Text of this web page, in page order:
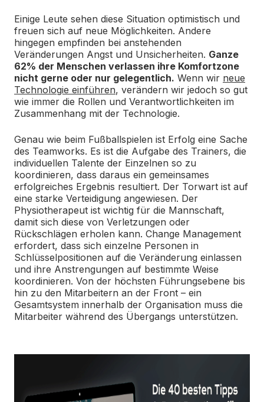
Einige Leute sehen diese Situation optimistisch und
freuen sich auf neue Möglichkeiten. Andere
hingegen empfinden bei anstehenden
Veränderungen Angst und Unsicherheiten. Ganze
62% der Menschen verlassen ihre Komfortzone
nicht gerne oder nur gelegentlich. Wenn wir neue
Technologie einführen, verändern wir jedoch so gut
wie immer die Rollen und Verantwortlichkeiten im
Zusammenhang mit der Technologie.
Genau wie beim Fußballspielen ist Erfolg eine Sache
des Teamworks. Es ist die Aufgabe des Trainers, die
individuellen Talente der Einzelnen so zu
koordinieren, dass daraus ein gemeinsames
erfolgreiches Ergebnis resultiert. Der Torwart ist auf
eine starke Verteidigung angewiesen. Der
Physiotherapeut ist wichtig für die Mannschaft,
damit sich diese von Verletzungen oder
Rückschlägen erholen kann. Change Management
erfordert, dass sich einzelne Personen in
Schlüsselpositionen auf die Veränderung einlassen
und ihre Anstrengungen auf bestimmte Weise
koordinieren. Von der höchsten Führungsebene bis
hin zu den Mitarbeitern an der Front – ein
Gesamtsystem innerhalb der Organisation muss die
Mitarbeiter während des Übergangs unterstützen.